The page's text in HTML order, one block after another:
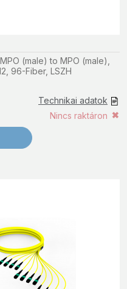
(male) to MPO (male),
96-Fiber, LSZH
Technikai adatok
Nincs raktáron